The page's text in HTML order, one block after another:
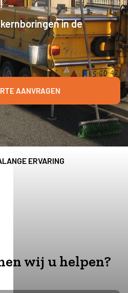
in de
AANVRAGEN
ERVARING
wij u helpen?